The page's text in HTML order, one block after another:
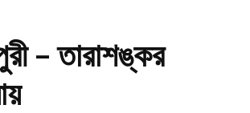
– তারাশঙ্কর